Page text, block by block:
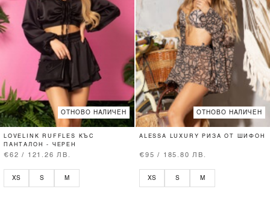
ОТНОВО НАЛИЧЕН
LOVELINK RUFFLES КЪС
ПАНТАЛОН - ЧЕРЕН
€62 / 121.26 ЛВ.
XS S M
ОТНОВО НАЛИЧЕН
ALESSA LUXURY РИЗА ОТ ШИФОН
€95 / 185.80 ЛВ.
XS S M